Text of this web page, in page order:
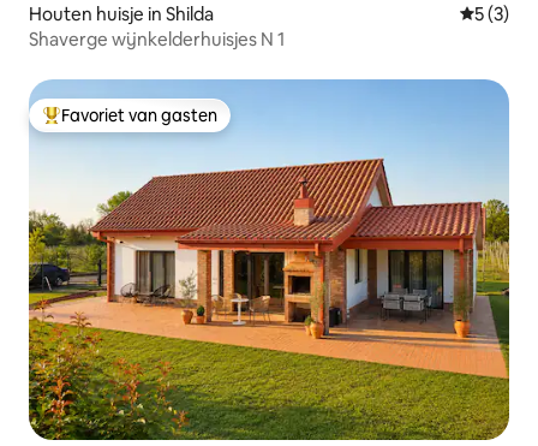
Houten huisje in Shilda
5 (3)
Shaverge wijnkelderhuisjes N 1
Topfavoriet van gasten
Favoriet van gasten